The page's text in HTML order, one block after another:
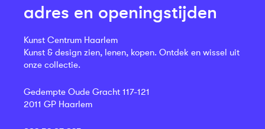
adres en openingstijden
Kunst Centrum Haarlem
Kunst & design zien, lenen, kopen. Ontdek en wissel uit
onze collectie.
Gedempte Oude Gracht 117-121
2011 GP Haarlem